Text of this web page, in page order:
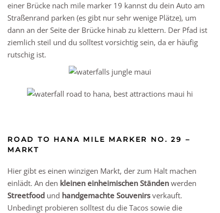
einer Brücke nach mile marker 19 kannst du dein Auto am
Straßenrand parken (es gibt nur sehr wenige Plätze), um
dann an der Seite der Brücke hinab zu klettern. Der Pfad ist
ziemlich steil und du solltest vorsichtig sein, da er häufig
rutschig ist.
ROAD TO HANA MILE MARKER NO. 29 –
MARKT
Hier gibt es einen winzigen Markt, der zum Halt machen
einlädt. An den kleinen einheimischen Ständen werden
Streetfood und handgemachte Souvenirsverkauft.
Unbedingt probieren solltest du die Tacos sowie die